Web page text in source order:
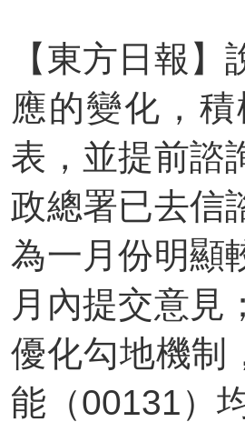
【東方日報
應的變化，
表，並提前諮
政總署已去信
為一月份明顯
月內提交意見
優化勾地機制
能（00131）